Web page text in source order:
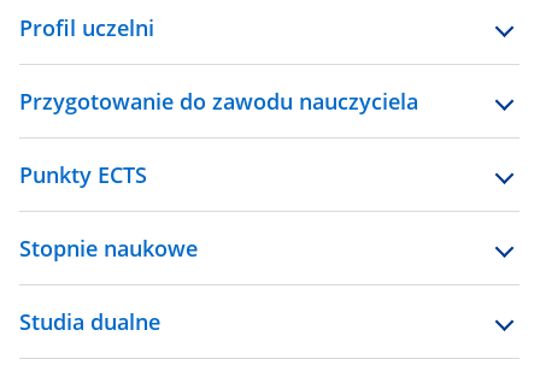
Profil uczelni
Przygotowanie do zawodu nauczyciela
Punkty ECTS
Stopnie naukowe
Studia dualne